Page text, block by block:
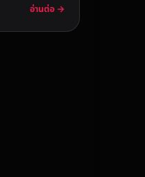
อ่านต่อ →